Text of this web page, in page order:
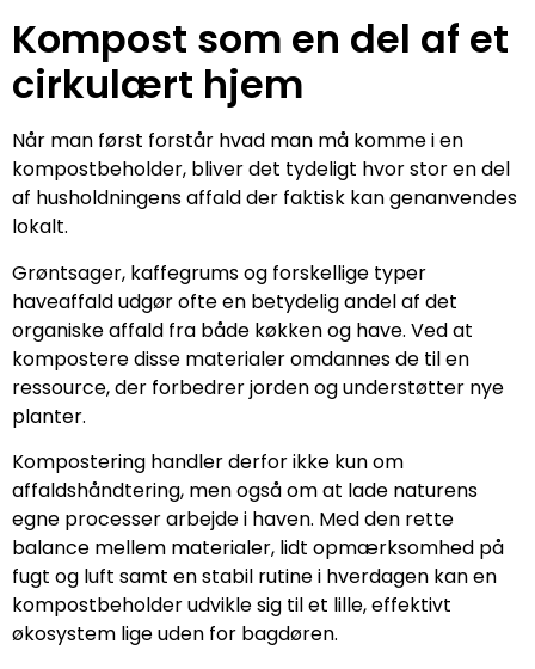
Kompost som en del af et
cirkulært hjem
Når man først forstår hvad man må komme i en
kompostbeholder, bliver det tydeligt hvor stor en del
af husholdningens affald der faktisk kan genanvendes
lokalt.
Grøntsager, kaffegrums og forskellige typer
haveaffald udgør ofte en betydelig andel af det
organiske affald fra både køkken og have. Ved at
kompostere disse materialer omdannes de til en
ressource, der forbedrer jorden og understøtter nye
planter.
Kompostering handler derfor ikke kun om
affaldshåndtering, men også om at lade naturens
egne processer arbejde i haven. Med den rette
balance mellem materialer, lidt opmærksomhed på
fugt og luft samt en stabil rutine i hverdagen kan en
kompostbeholder udvikle sig til et lille, effektivt
økosystem lige uden for bagdøren.